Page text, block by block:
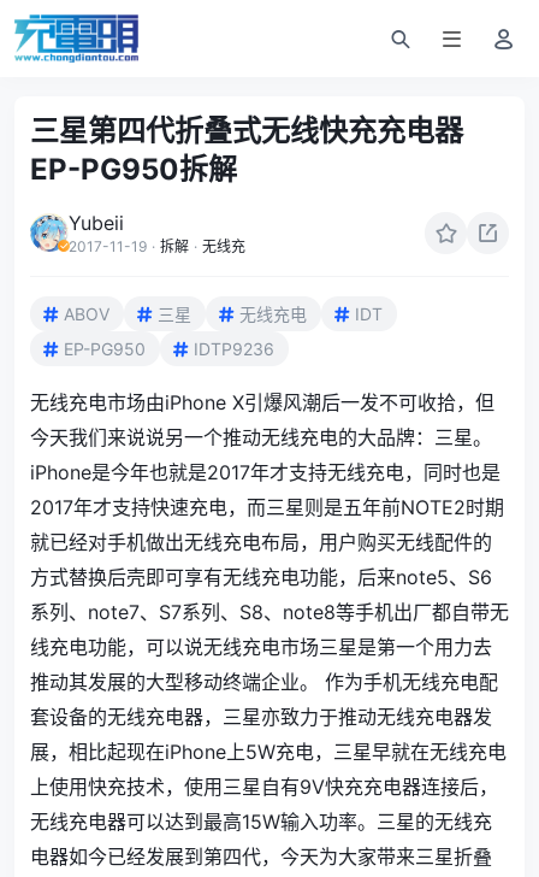
三星第四代折叠式无线快充充电器
EP-PG950拆解
Yubeii
2017-11-19 · 拆解 · 无线充
ABOV 三星 无线充电
IDT
EP-PG950
IDTP9236
无线充电市场由iPhone X引爆风潮后一发不可收拾，但
今天我们来说说另一个推动无线充电的大品牌：三星。
iPhone是今年也就是2017年才支持无线充电，同时也是
2017年才支持快速充电，而三星则是五年前NOTE2时期
就已经对手机做出无线充电布局，用户购买无线配件的
方式替换后壳即可享有无线充电功能，后来note5、S6
系列、note7、S7系列、S8、note8等手机出厂都自带无
线充电功能，可以说无线充电市场三星是第一个用力去
推动其发展的大型移动终端企业。 作为手机无线充电配
套设备的无线充电器，三星亦致力于推动无线充电器发
展，相比起现在iPhone上5W充电，三星早就在无线充电
上使用快充技术，使用三星自有9V快充充电器连接后，
无线充电器可以达到最高15W输入功率。三星的无线充
电器如今已经发展到第四代，今天为大家带来三星折叠